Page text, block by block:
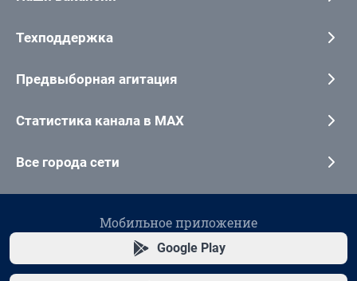
Техподдержка
Предвыборная агитация
Статистика канала в MAX
Все города сети
Мобильное приложение
Google Play